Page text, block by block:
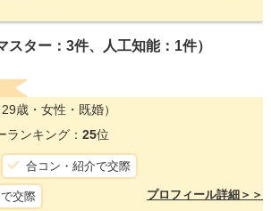
スター：3件、人工知能：1件）
29歳・女性・既婚）
ランキング： 25位
合コン・紹介で交際
交際 プロフィール詳細＞＞